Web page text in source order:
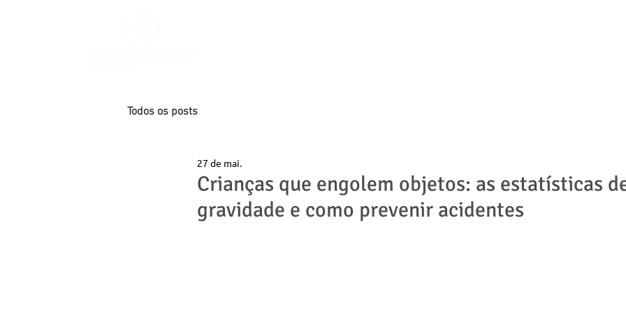
Todos os posts
Crianças que engolem objetos: as estatísticas
gravidade e como prevenir acidentes
27 de mai.